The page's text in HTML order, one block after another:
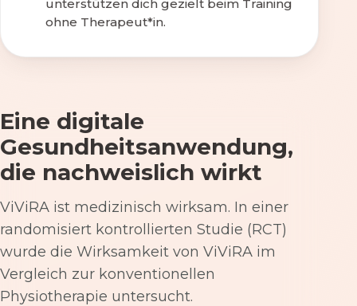
unterstützen dich gezielt beim Training
ohne Therapeut*in.
Eine digitale
Gesundheitsanwendung,
die nachweislich wirkt
ViViRA ist medizinisch wirksam. In einer
randomisiert kontrollierten Studie (RCT)
wurde die Wirksamkeit von ViViRA im
Vergleich zur konventionellen
Physiotherapie untersucht.